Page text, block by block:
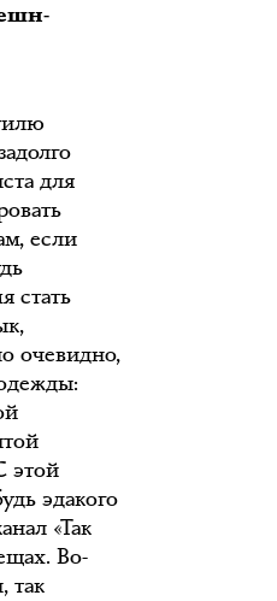
для
если
стать
очевидно,
этой
эдакого
«Так
Во-
так